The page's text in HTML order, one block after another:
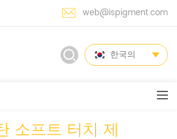
web@ispigment.com
한국의
소프트 터치 제